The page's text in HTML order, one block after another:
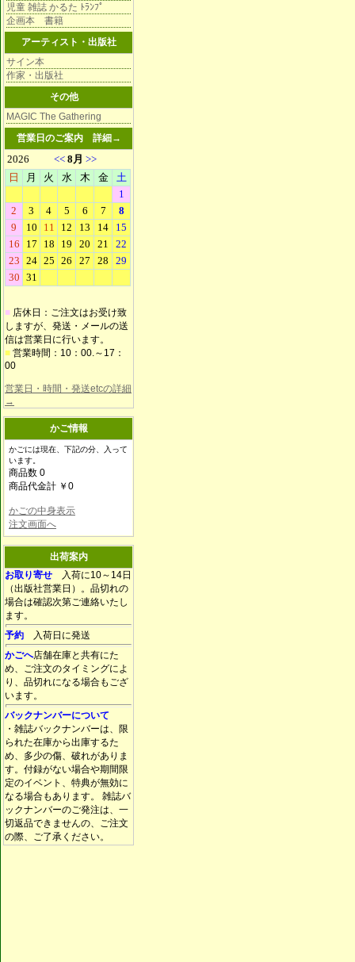
児童 雑誌 かるた ﾄﾗﾝﾌﾟ
企画本 書籍
アーティスト・出版社
サイン本
作家・出版社
その他
MAGIC The Gathering
営業日のご案内 詳細→
■ 店休日：ご注文はお受け致
しますが、発送・メールの送
信は営業日に行います。
■ 営業時間：10：00.～17：
00
営業日・時間・発送etcの詳細
→
かご情報
かごには現在、下記の分、入って
います。
商品数 0
商品代金計 ￥0
かごの中身表示
注文画面へ
出荷案内
お取り寄せ 入荷に10～14日
（出版社営業日）。品切れの
場合は確認次第ご連絡いたし
ます。
予約 入荷日に発送
かごへ店舗在庫と共有にた
め、ご注文のタイミングによ
り、品切れになる場合もござ
います。
バックナンバーについて
・雑誌バックナンバーは、限
られた在庫から出庫するた
め、多少の傷、破れがありま
す。付録がない場合や期間限
定のイベント、特典が無効に
なる場合もあります。 雑誌バ
ックナンバーのご発注は、一
切返品できませんの、ご注文
の際、ご了承ください。